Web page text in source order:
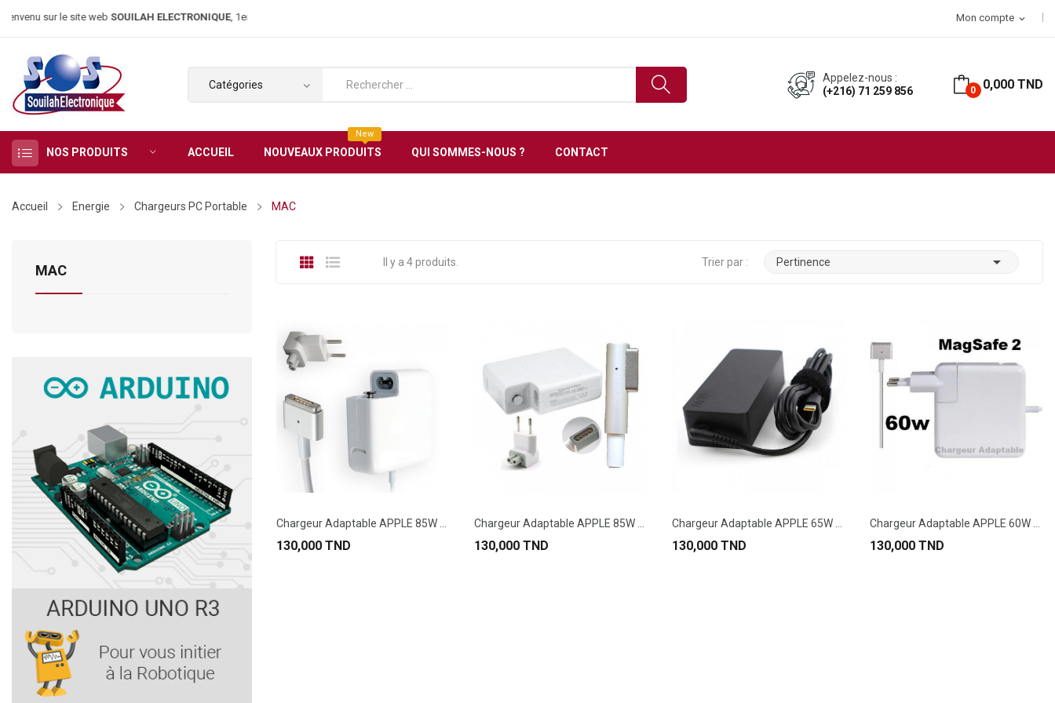
Mon compte expand_more
sur le site webSOUILAH ELECTRONIQUE, 1er magasin d’électronique en Tunisie Livraison gratuite à partir de 150 DT d’achat
0 0,000 TND
Appelez-nous :
(+216) 71 259 856
NOS PRODUITS ACCUEIL NOUVEAUX PRODUITS
New
QUI SOMMES-NOUS ? CONTACT
Accueil Energie Chargeurs PC Portable MAC
MAC Il y a 4 produits. Trier par : Pertinence 
130,000 TND 130,000 TND 130,000 TND 130,000 TND